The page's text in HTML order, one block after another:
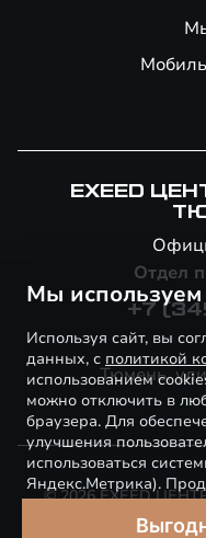
EXEED
Отдел
+7
Тюмень,
© 2026 EXEED
Мы используем
Используя сайт, вы
данных, с политикой
использованием
можно отключить в
браузера. Для
улучшения
использоваться
Яндекс.Метрика).
соглашаетесь с
размещением cookie-